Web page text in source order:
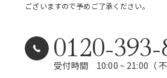
ございますので予めご了承ください。
0120-
受付時間 10:00 ~ 21:00（ 不